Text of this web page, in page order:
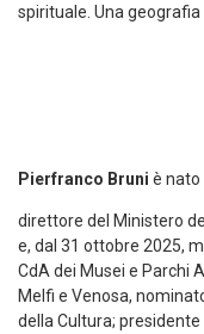
spirituale. Una geografia
Pierfranco Bruni è nato
direttore del Ministero
e, dal 31 ottobre 2025,
CdA dei Musei e Parchi
Melfi e Venosa,
della Cultura; presidente